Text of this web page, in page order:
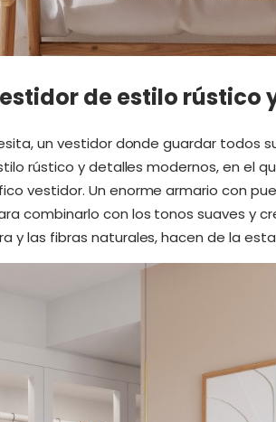
de estilo rústico
un vestidor donde guardar todos
rústico y detalles modernos, en el
vestidor. Un enorme armario con
combinarlo con los tonos suaves y
y las fibras naturales, hacen de la